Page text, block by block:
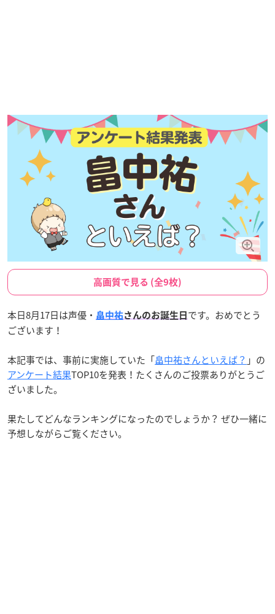
高画質で見る (全9枚)
本日8月17日は声優・ 畠中祐さんのお誕生日 です。おめでとう
ございます！
本記事では、事前に実施していた「畠中祐さんといえば？ 」の
アンケート結果TOP10を発表！たくさんのご投票ありがとうご
ざいました。
果たしてどんなランキングになったのでしょうか？ ぜひ一緒に
予想しながらご覧ください。